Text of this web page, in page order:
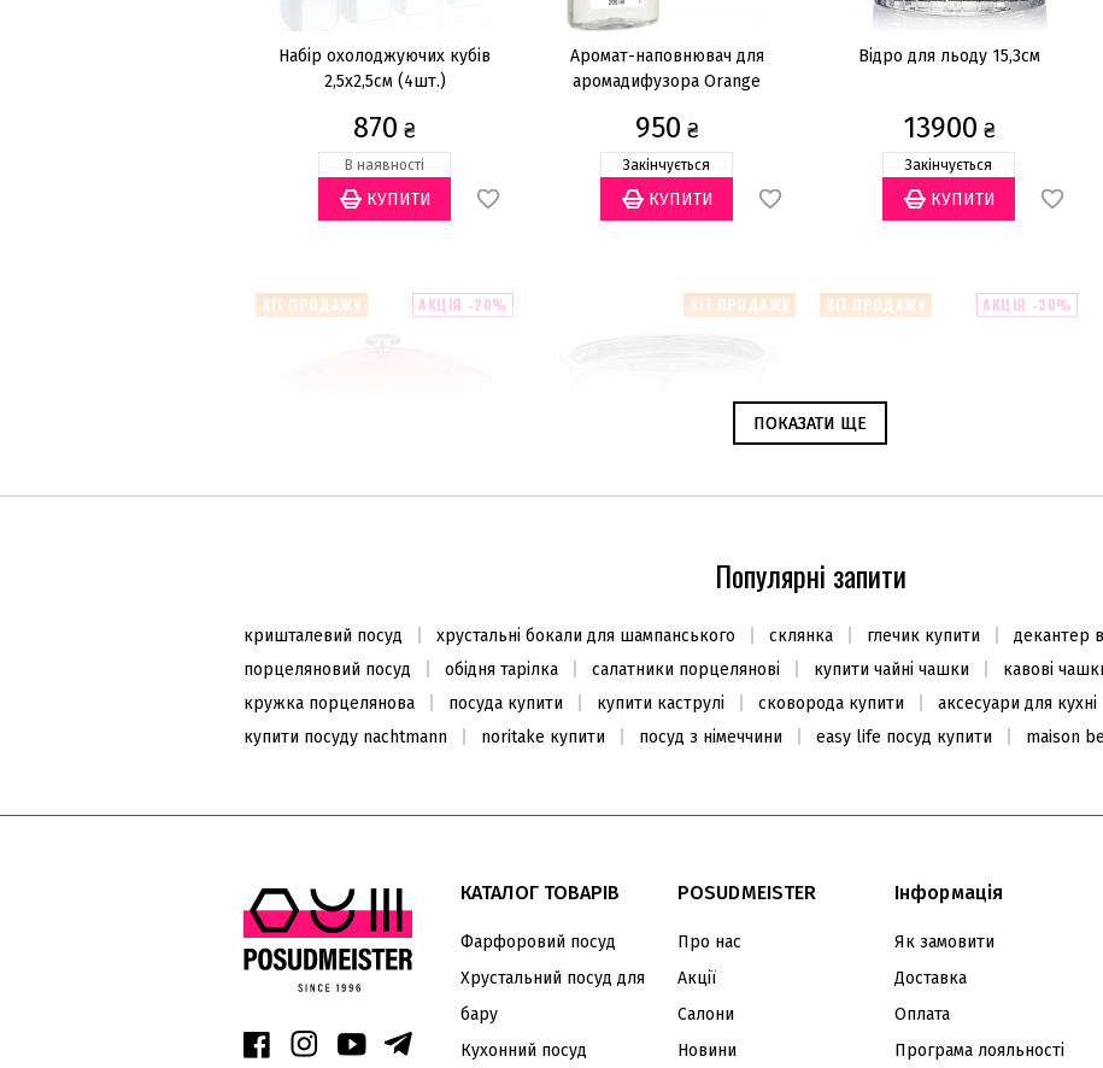
Набір охолоджуючих кубів
2,5х2,5см (4шт.)
870 ₴
В наявності
Аромат-наповнювач для
аромадифузора Orange
950 ₴
Закінчується
Відро для льоду 15,3см
13900 ₴
Закінчується
ХІТ ПРОДАЖУ АКЦІЯ -20%
Закінчується
ХІТ ПРОДАЖУ
В наявності
ХІТ ПРОДАЖУ АКЦІЯ -30%
В наявності
Набір аераторів для вина
9,5см (2шт.)
Набір склянок для віскі 305мл
Блюдо 32см
ПОКАЗАТИ ЩЕ
ПОКАЗАТИ ЩЕ
Популярні запити
кришталевий посуд хрустальні бокали для шампанського склянка глечик купити декантер
порцеляновий посуд
обідня тарілка салатники порцелянові купити чайні чашки кавові
кружка порцелянова
посуда купити купити каструлі сковорода купити аксесуари для кухні
купити посуду nachtmann
noritake купити посуд з німеччини easy life посуд купити maison
КАТАЛОГ ТОВАРІВ
Фарфоровий посуд
Хрустальний посуд для
бару
Кухонний посуд
POSUDMEISTER
Про нас
Акції
Салони
Новини
Інформація
Як замовити
Доставка
Оплата
Програма лояльності